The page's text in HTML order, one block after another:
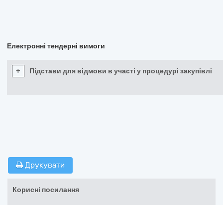
Електронні тендерні вимоги
+ Підстави для відмови в участі у процедурі закупівлі
Друкувати
Корисні посилання